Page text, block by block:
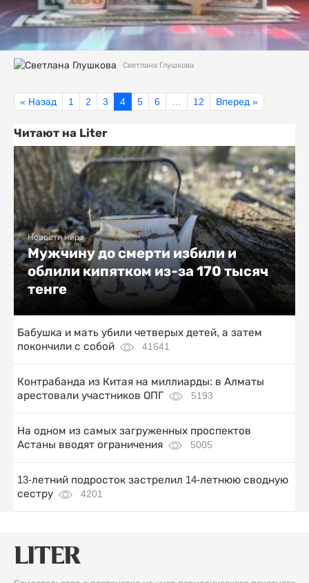
Светлана Глушкова
« Назад 1 2 3 4 5 6 12 Вперед »
Читают на Liter
Новости мира
Мужчину до смерти избили и
облили кипятком из-за 170 тысяч
тенге
Бабушка и мать убили четверых детей, а затем
покончили с собой
41641
Контрабанда из Китая на миллиарды: в Алматы
арестовали участников ОПГ
5193
На одном из самых загруженных проспектов
Астаны вводят ограничения
5005
13-летний подросток застрелил 14-летнюю сводную
сестру
4201